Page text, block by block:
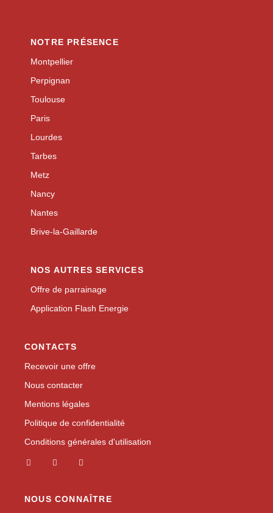
NOTRE PRÉSENCE
Montpellier
Perpignan
Toulouse
Paris
Lourdes
Tarbes
Metz
Nancy
Nantes
Brive-la-Gaillarde
NOS AUTRES SERVICES
Offre de parrainage
Application Flash Energie
CONTACTS
Recevoir une offre
Nous contacter
Mentions légales
Politique de confidentialité
Conditions générales d'utilisation
NOUS CONNAÎTRE